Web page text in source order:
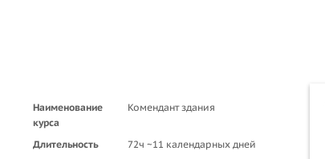
Наименование
курса
Комендант здания
Длительность
72ч ~11 календарных дней